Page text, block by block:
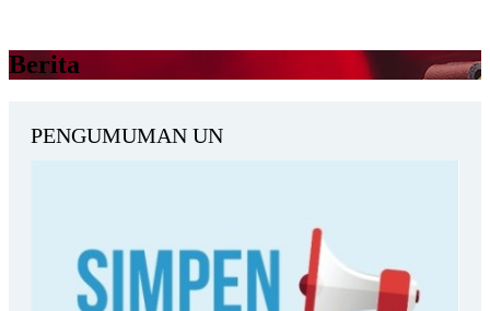
Berita
PENGUMUMAN UN